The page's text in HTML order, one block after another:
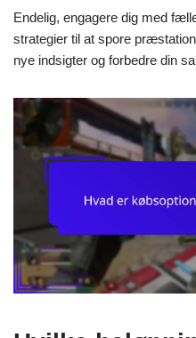
Endelig, engagere dig med
strategier til at spore
nye indsigter og forbedre din